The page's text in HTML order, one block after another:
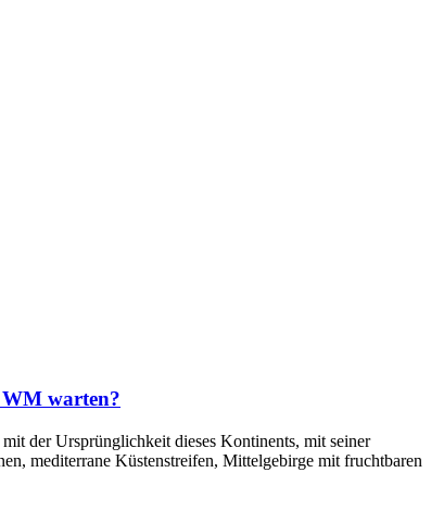
warten?
der Ursprünglichkeit dieses Kontinents, mit seiner
mediterrane Küstenstreifen, Mittelgebirge mit fruchtbaren